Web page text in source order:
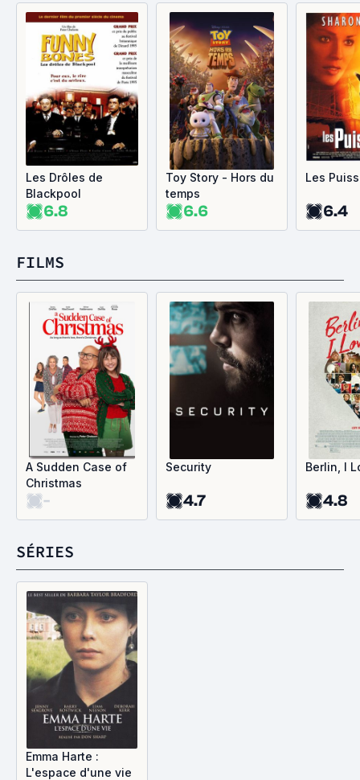
Les Drôles de
Blackpool
6.8
Toy Story - Hors du
temps
6.6
Les
6.4
FILMS
A Sudden Case of
Christmas
-
Security
4.7
Berlin, I
4.8
SÉRIES
Emma Harte :
L'espace d'une vie